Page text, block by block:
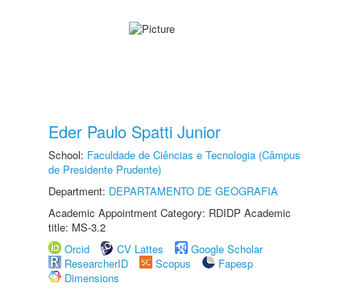
Eder Paulo Spatti Junior
School: Faculdade de Ciências e Tecnologia (Câmpus
de Presidente Prudente)
Department: DEPARTAMENTO DE GEOGRAFIA
Academic Appointment Category: RDIDP Academic
title: MS-3.2
Orcid
CV Lattes
Google Scholar
ResearcherID
Scopus
Fapesp
Dimensions